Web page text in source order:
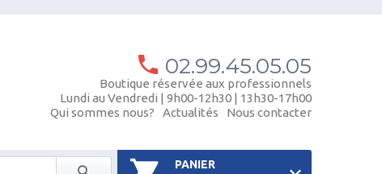
02.99.45.05.05
Boutique réservée aux professionnels
Lundi au Vendredi | 9h00-12h30 | 13h30-17h00
Qui sommes nous?
Actualités Nous contacter
PANIER